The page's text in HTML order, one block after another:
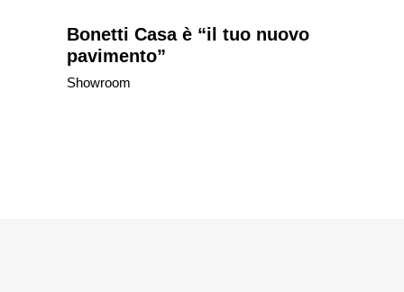
Bonetti Casa è “il tuo nuovo
pavimento”
Showroom